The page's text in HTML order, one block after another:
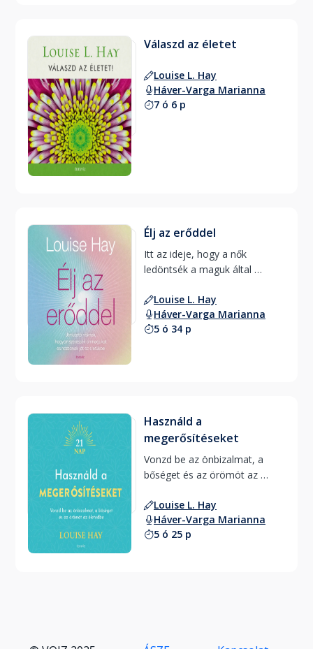
Válaszd az életet
Louise L. Hay
Háver-Varga Marianna
7 ó 6 p
Élj az erőddel
Itt az ideje, hogy a nők
ledöntsék a maguk által
Louise L. Hay
Háver-Varga Marianna
5 ó 34 p
Használd a
megerősítéseket
Vonzd be az önbizalmat, a
bőséget és az örömöt az
Louise L. Hay
Háver-Varga Marianna
5 ó 25 p